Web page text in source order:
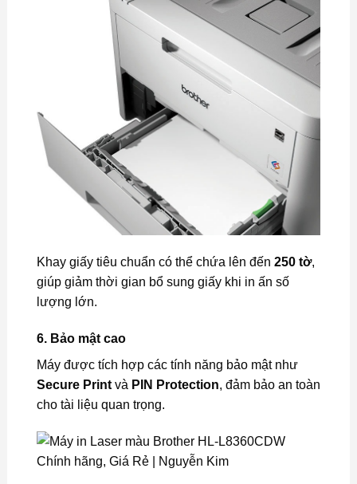
Khay giấy tiêu chuẩn có thể chứa lên đến 250 tờ,
giúp giảm thời gian bổ sung giấy khi in ấn số
lượng lớn.
6. Bảo mật cao
Máy được tích hợp các tính năng bảo mật như
Secure Printvà PIN Protection, đảm bảo an toàn
cho tài liệu quan trọng.